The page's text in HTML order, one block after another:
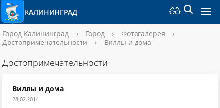
КАЛИНИНГРАД
Город Калининград › Город › Фотогалерея
›
Достопримечательности
› Виллы и дома
Достопримечательности
Виллы и дома
28.02.2014